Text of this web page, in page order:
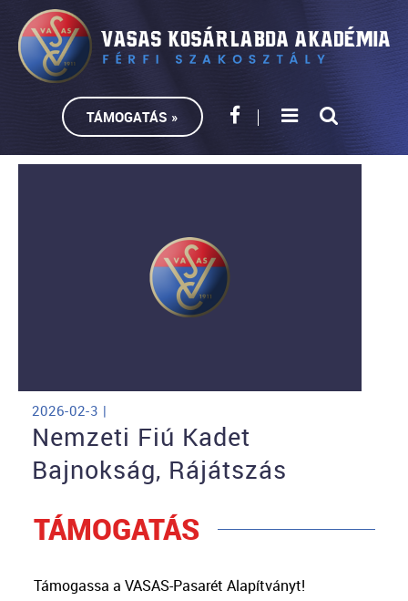
TÁMOGATÁS »
2026-02-3 |
Nemzeti Fiú Kadet
Bajnokság, Rájátszás
TÁMOGATÁS
Támogassa a VASAS-Pasarét Alapítványt!